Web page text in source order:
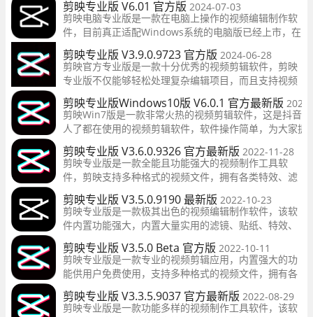
作简单，用户可以轻松方便剪辑出自己所需要的素材视
频，感兴趣的小伙伴快来下载吧。
剪映专业版 V6.01 官方版 2024-07-03
剪映电脑专业版是一款在电脑上操作的视频编辑制作软
件，目前真正适配Windows系统的电脑版已经上市，在
功能方面，跟之前的版本都差不多，当然也有很多新的
功能，等你来发现，还在等什么，赶紧下载试试吧！
剪映专业版 V3.9.0.9723 官方版 2024-06-28
剪映官方专业版是一款十分优秀的视频剪辑软件，剪映
专业版不仅能够轻松处理复杂编辑项目，而且支持视频
轨 音频轨编辑，并且剪映拥有海量素材，可以重塑精
彩，有需要的朋友就来下载吧。
剪映专业版Windows10版 V6.0.1 官方最新版
剪映Win7版是一款非常火热的视频剪辑软件，这是抖音
人了都在使用的视频剪辑软件，软件操作简单，为大家提
的视频特效，适用于各种场景。现在剪映官方推出的适配
Windows的PC端软件，支持在Windows7上使用，来使
映，让你进行视频剪辑就变得更加
剪映专业版 V3.6.0.9326 官方最新版 2022-11-28
剪映专业版是一款全能且功能强大的视频制作工具软
件，剪映支持多种格式的视频文件，拥有各类特效、滤
镜、花字、转场等功能，用户可以一键轻松的添加。还
有各种热门素材实时更新，感兴趣的小伙伴快来下载
吧。
剪映专业版 V3.5.0.9190 最新版 2022-10-23
剪映专业版是一款极其出色的视频编辑制作软件，该软
件内置功能强大，内置大量实用的滤镜、贴纸、特效、
配音等模板，再加上简单易上手的操作，可以帮助用户
一键将自己喜欢的各种视频元素融合，感兴趣的小伙伴
还在等什么，快来下载吧。
剪映专业版 V3.5.0 Beta 官方版 2022-10-11
剪映专业版是一款专业的视频剪辑应用，内置强大的功
能供用户免费使用，支持多种格式的视频文件，拥有各
类特效、滤镜、花字、转场等功能，用户可以一键轻松
的添加。还支持视频轨 音频轨编辑，轻松处理复杂编辑
剪映专业版 V3.3.5.9037 官方最新版 2022-08-29
剪映专业版是一款功能多样的视频制作工具软件，该软